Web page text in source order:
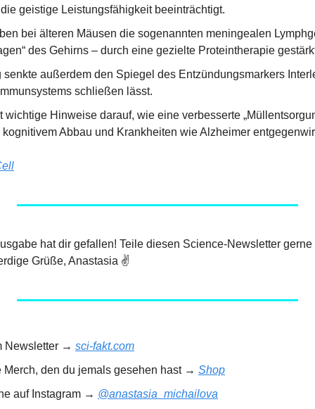
geistige Leistungsfähigkeit beeinträchtigt.
bei älteren Mäusen die sogenannten meningealen
des Gehirns – durch eine gezielte Proteintherapie
außerdem den Spiegel des Entzündungsmarkers
schließen lässt.
wichtige Hinweise darauf, wie eine verbesserte
Abbau und Krankheiten wie Alzheimer
hat dir gefallen! Teile diesen Science-Newsletter
Grüße, Anastasia ✌️
Newsletter → sci-fakt.com
den du jemals gesehen hast → Shop
auf Instagram → @anastasia_michailova